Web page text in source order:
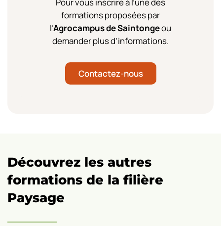
Pour vous inscrire à l’une des
formations proposées par
l’Agrocampus de Saintongeou
demander plus d’informations.
Contactez-nous
Découvrez les autres
formations de la filière
Paysage